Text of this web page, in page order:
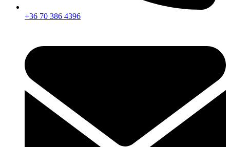
+36 70 386 4396